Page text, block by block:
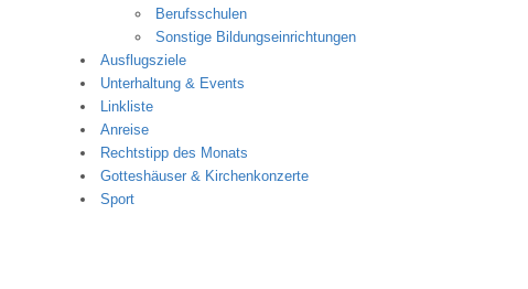
Berufsschulen
Sonstige Bildungseinrichtungen
Ausflugsziele
Unterhaltung & Events
Linkliste
Anreise
Rechtstipp des Monats
Gotteshäuser & Kirchenkonzerte
Sport